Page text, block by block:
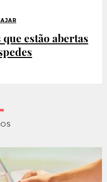
estão abertas